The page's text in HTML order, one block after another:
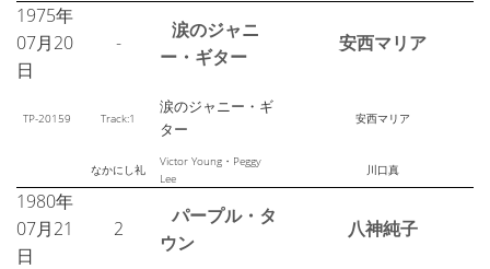
1975年
07月20
日
-
涙のジャニ
ー・ギター
安西マリア
TP-20159 Track:1
涙のジャニー・ギ
ター
安西マリア
なかにし礼
Victor Young・Peggy
Lee
川口真
1980年
07月21
日
2
パープル・タ
ウン
八神純子